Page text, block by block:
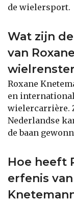
de wielersport.
Wat zijn
van
Roxane
en
wielercarrière.
Nederlandse
de baan
Hoe heeft
erfenis